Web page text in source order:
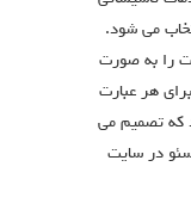
می شود.
را به صورت
هر عبارت
که تصمیم می
سئو در سایت